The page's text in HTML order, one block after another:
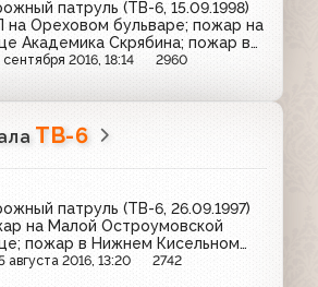
патруль (ТВ-6, 15.09.1998)
на Ореховом бульваре; пожар на
Академика Скрябина; пожар в
в проезде Серебрякова
сентября 2016, 18:14 2960
ТВ-6
патруль (ТВ-6, 26.09.1997)
на Малой Остроумовской
пожар в Нижнем Кисельном
пожар на Ореховом
августа 2016, 13:20 2742